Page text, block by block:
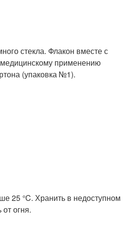
стекла. Флакон вместе с
применению
(упаковка №1).
25 °C. Хранить в недоступном
огня.